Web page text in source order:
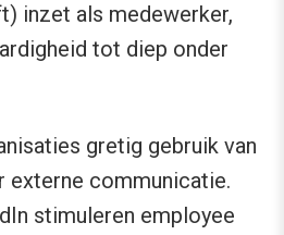
inzet als medewerker,
tot diep onder
gretig gebruik van
externe communicatie.
stimuleren employee